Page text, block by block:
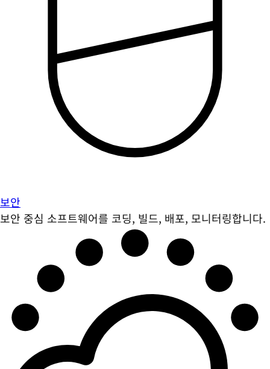
보안
보안 중심 소프트웨어를 코딩, 빌드, 배포, 모니터링합니다.